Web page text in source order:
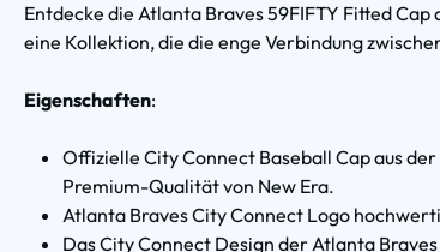
Entdecke die Atlanta Braves 59FIFTY Fitted
eine Kollektion, die die enge Verbindung
Eigenschaften:
Offizielle City Connect Baseball Cap aus
Premium-Qualität von New Era.
Atlanta Braves City Connect Logo
Das City Connect Design der Atlanta